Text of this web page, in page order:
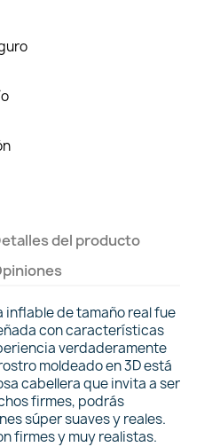
del producto
inflable de tamaño real fue
con características
verdaderamente
moldeado en 3D está
cabellera que invita a ser
firmes, podrás
súper suaves y reales.
firmes y muy realistas.